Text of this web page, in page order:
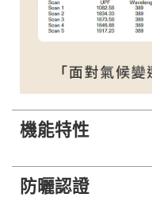
機能特性
防曬認證